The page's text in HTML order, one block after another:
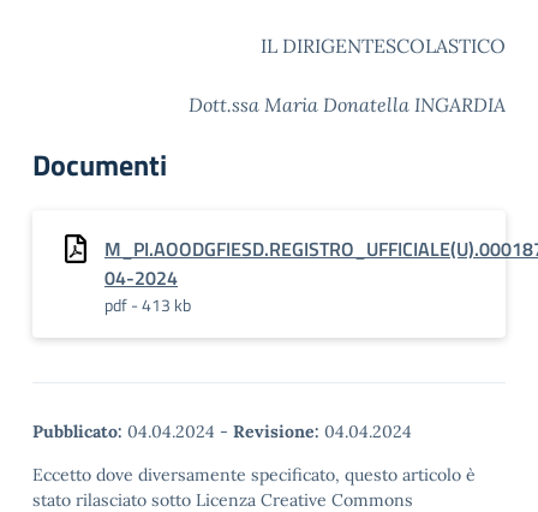
IL DIRIGENTESCOLASTICO
Dott.ssa Maria Donatella INGARDIA
Documenti
04-2024
pdf - 413 kb
Pubblicato: 04.04.2024 - Revisione: 04.04.2024
Eccetto dove diversamente specificato, questo articolo è
stato rilasciato sotto Licenza Creative Commons